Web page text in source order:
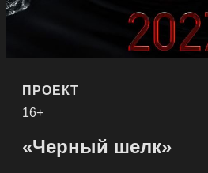
ПРОЕКТ
16+
«Черный шелк»